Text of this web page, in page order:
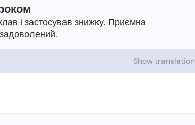
і застосував знижку. Приємна
Show translation